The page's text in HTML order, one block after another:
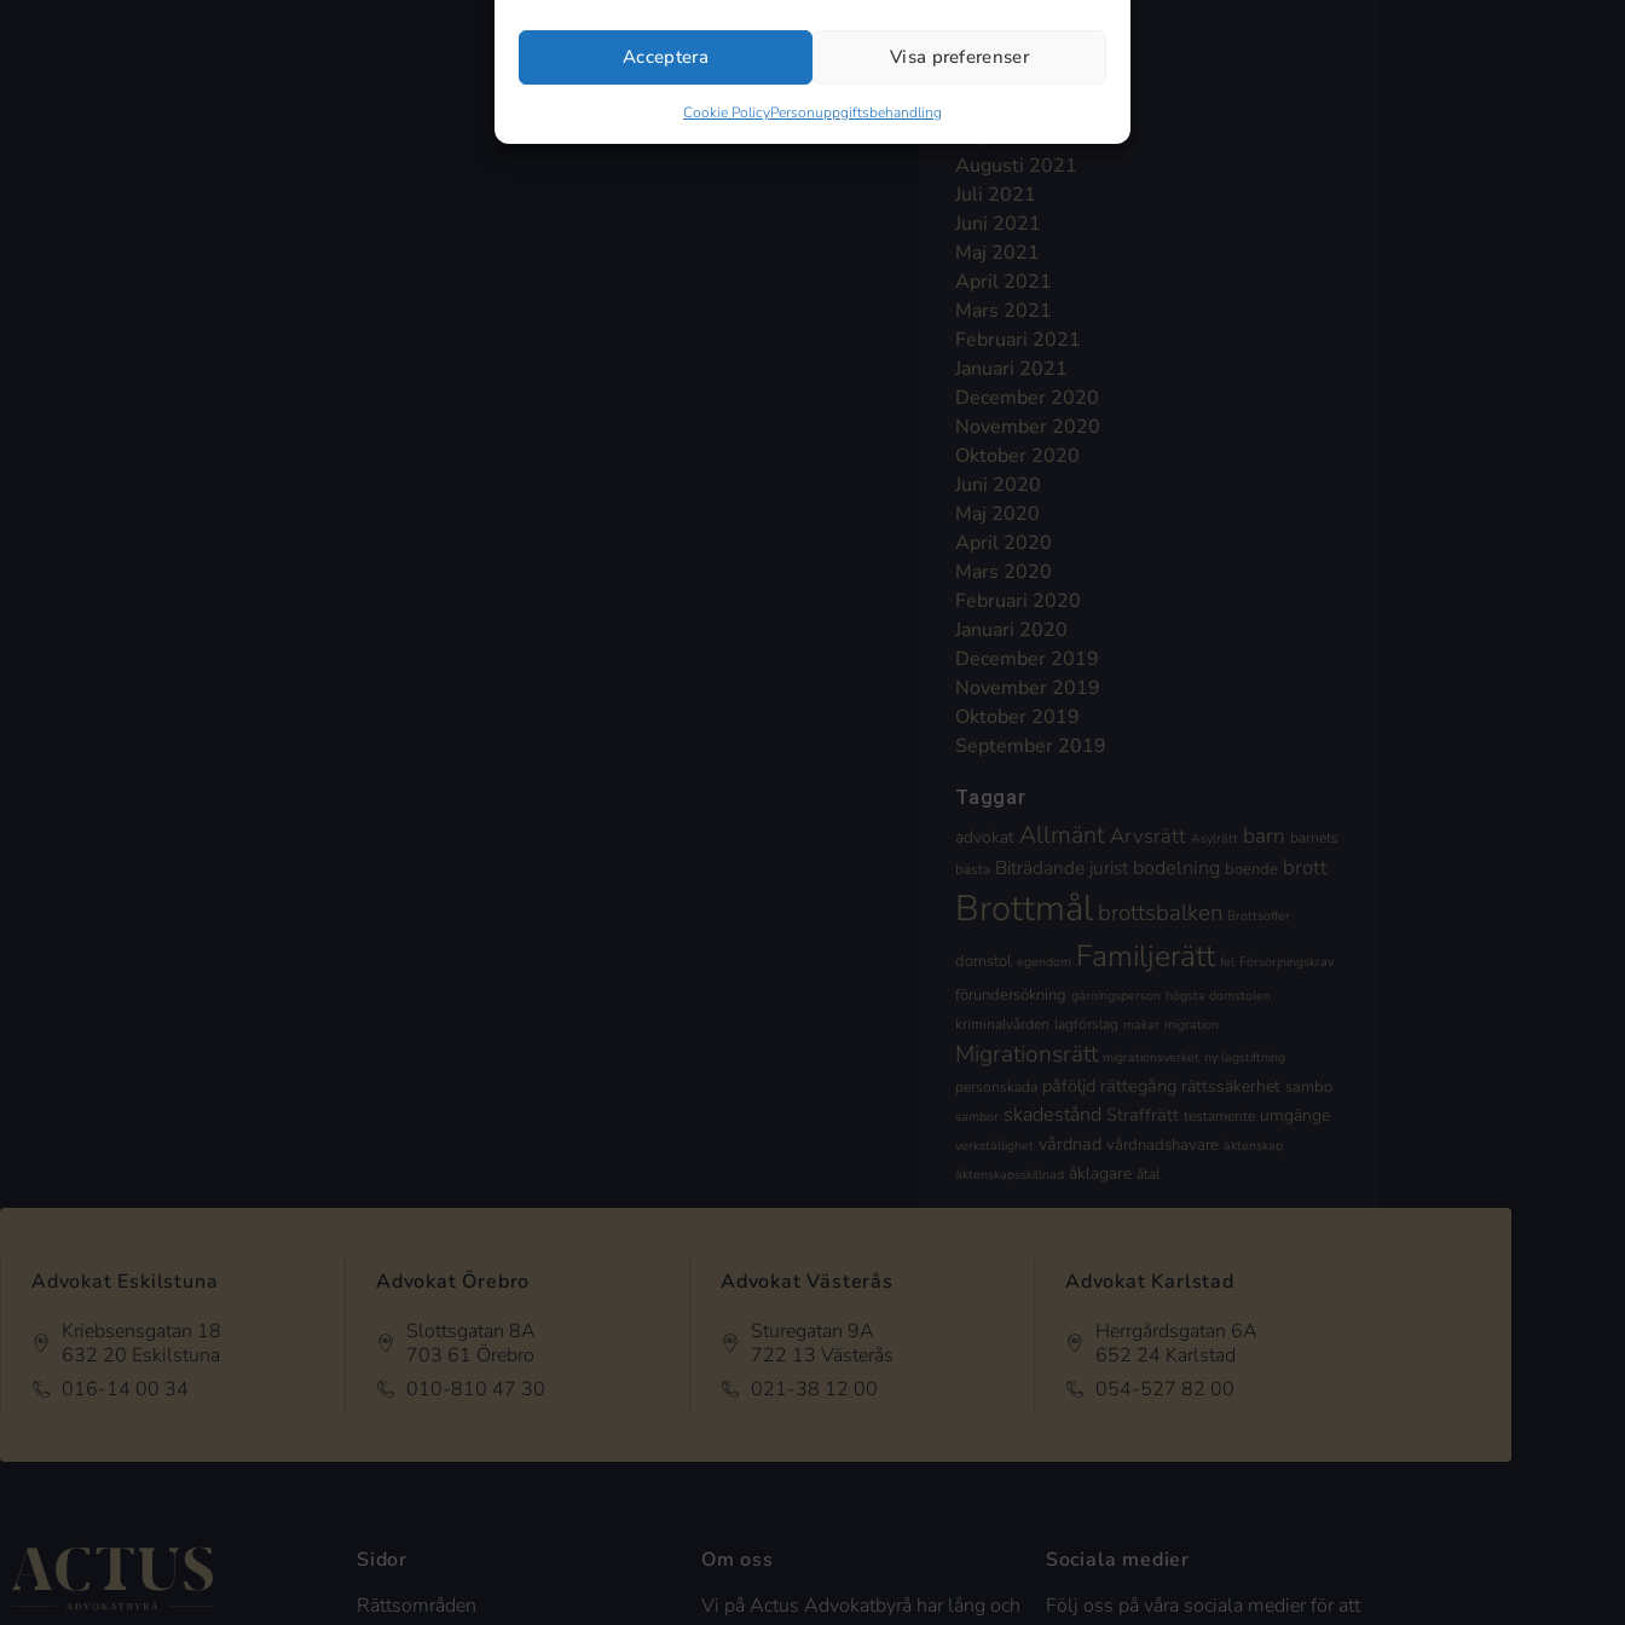
Acceptera Visa preferenser
Cookie PolicyPersonuppgiftsbehandling
December 2021
Augusti 2021
Juli 2021
Juni 2021
Maj 2021
April 2021
Mars 2021
Februari 2021
Januari 2021
December 2020
November 2020
Oktober 2020
Juni 2020
Maj 2020
April 2020
Mars 2020
Februari 2020
Januari 2020
December 2019
November 2019
Oktober 2019
September 2019
Taggar
advokat Allmänt Arvsrätt Asylrätt barn barnets
bästa Biträdande jurist bodelning boende brott
Brottmålbrottsbalken Brottsoffer
domstol egendom Familjerätt fel Försörjningskrav
förundersökning gärningsperson högsta domstolen
kriminalvården lagförslag makar migration
Migrationsrätt migrationsverket ny lagstiftning
personskada påföljd rättegång rättssäkerhet sambo
sambor skadestånd Straffrätt testamente umgänge
verkställighet vårdnad vårdnadshavare äktenskap
äktenskapsskillnad åklagare åtal
Advokat Eskilstuna
Kriebsensgatan 18
632 20 Eskilstuna
016-14 00 34
Advokat Örebro
Slottsgatan 8A
703 61 Örebro
010-810 47 30
Advokat Västerås
Sturegatan 9A
722 13 Västerås
021-38 12 00
Advokat Karlstad
Herrgårdsgatan 6A
652 24 Karlstad
054-527 82 00
Sidor
Rättsområden
Om oss
Vi på Actus Advokatbyrå har lång och
Sociala medier
Följ oss på våra sociala medier för att